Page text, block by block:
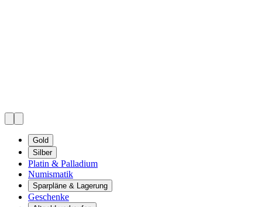
Gold
Silber
Platin & Palladium
Numismatik
Sparpläne & Lagerung
Geschenke